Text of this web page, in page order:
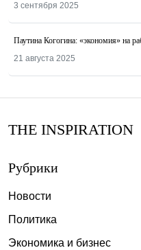
3 сентября 2025
Паутина Когогина: «экономия» на
21 августа 2025
THE INSPIRATION
Рубрики
Новости
Политика
Экономика и бизнес